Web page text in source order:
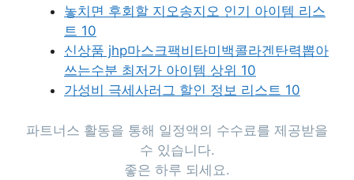
놓치면 후회할 지오송지오 인기 아이템 리스
트 10
신상품 jhp마스크팩비타미백콜라겐탄력뽑아
쓰는수분 최저가 아이템 상위 10
가성비 극세사러그 할인 정보 리스트 10
파트너스 활동을 통해 일정액의 수수료를 제공받을
수 있습니다.
좋은 하루 되세요.